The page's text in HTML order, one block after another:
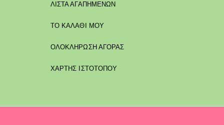
ΛΙΣΤΑ ΑΓΑΠΗΜΕΝΩΝ
ΤΟ ΚΑΛΑΘΙ ΜΟΥ
ΟΛΟΚΛΗΡΩΣΗ ΑΓΟΡΑΣ
ΧΑΡΤΗΣ ΙΣΤΟΤΟΠΟΥ